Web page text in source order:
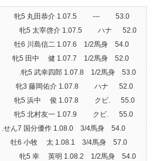
牝5 丸田恭介 1.07.5 --- 53.0
イ 牝5 太宰啓介 1.07.5 ハナ 52.0
牡6 川島信二 1.07.6 1/2馬身 54.0
ン 牝5 田中 健 1.07.7 1/2馬身 52.0
武幸四郎 1.07.8 1/2馬身 53.0
3 藤岡佑介 1.07.8 ハナ 52.0
牝5 浜中 俊 1.07.8 クビ. 55.0
牝5 北村友一 1.07.9 クビ. 55.0
ん7 国分優作 1.08.0 3/4馬身 54.0
牡6 小牧 太 1.08.1 3/4馬身 57.0
牝5 幸 英明 1.08.2 1/2馬身 54.0